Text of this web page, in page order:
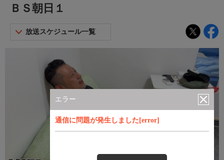
エラー
通信に問題が発生しました[error]
ＢＳ朝日１
放送スケジュール一覧